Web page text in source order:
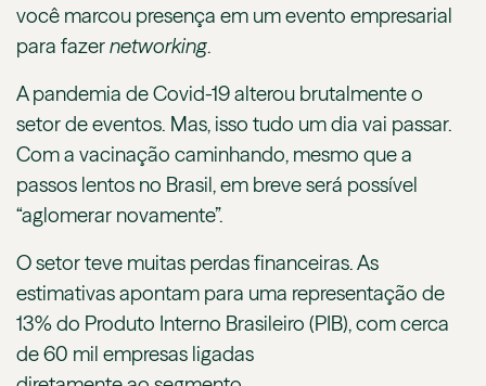
você marcou presença em um evento empresarial
para fazernetworking.
A pandemia de Covid-19 alterou brutalmente o
setor de eventos. Mas, isso tudo um dia vai passar.
Com a vacinação caminhando, mesmo que a
passos lentos no Brasil, em breve será possível
“aglomerar novamente”.
O setor teve muitas perdas financeiras. As
estimativas apontam para uma representação de
13% do Produto Interno Brasileiro (PIB), com cerca
de 60 mil empresas ligadas